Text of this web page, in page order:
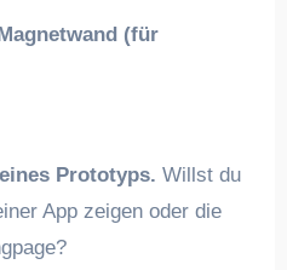
(für
Prototyps. Willst du
App zeigen oder die